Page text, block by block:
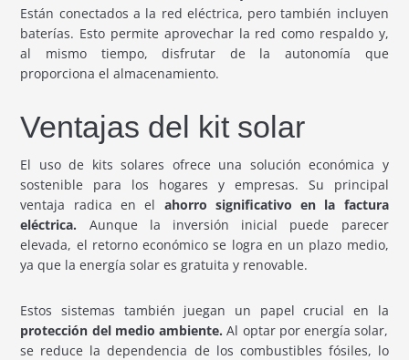
Están conectados a la red eléctrica, pero también incluyen
baterías. Esto permite aprovechar la red como respaldo y,
al mismo tiempo, disfrutar de la autonomía que
proporciona el almacenamiento.
Ventajas del kit solar
El uso de kits solares ofrece una solución económica y
sostenible para los hogares y empresas. Su principal
ventaja radica en el ahorro significativo en la factura
eléctrica. Aunque la inversión inicial puede parecer
elevada, el retorno económico se logra en un plazo medio,
ya que la energía solar es gratuita y renovable.
Estos sistemas también juegan un papel crucial en la
protección del medio ambiente. Al optar por energía solar,
se reduce la dependencia de los combustibles fósiles, lo